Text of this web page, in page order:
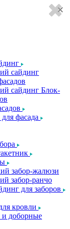
сайдинг
сайдинг Блок-
фасада
забор-жалюзи
забор-ранчо
для заборов
кровли
доборные